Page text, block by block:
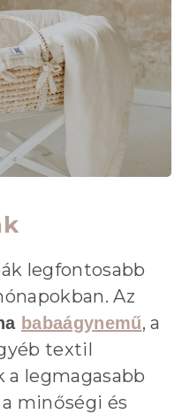
legfontosabb
Az
babaágynemű, a
textil
legmagasabb
minőségi és